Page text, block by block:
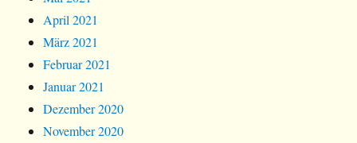
April 2021
März 2021
Februar 2021
Januar 2021
Dezember 2020
November 2020